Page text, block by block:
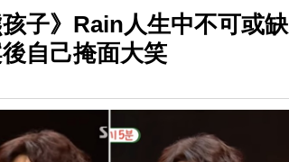
子》Rain人生中不可或缺
自己掩面大笑